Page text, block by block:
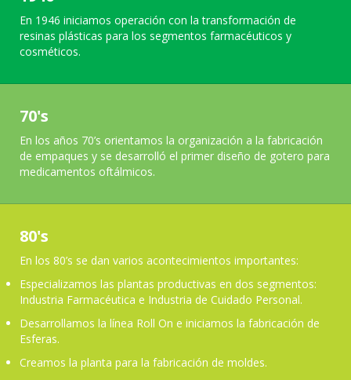
pasión
al crecimiento y
evolución
de nuestros
clientes.
En 1946 iniciamos operación con la transformación de
resinas plásticas para los segmentos farmacéuticos y
cosméticos.
70's
En los años 70’s orientamos la organización a la fabricación
de empaques y se desarrolló el primer diseño de gotero para
medicamentos oftálmicos.
80's
En los 80’s se dan varios acontecimientos importantes:
Especializamos las plantas productivas en dos segmentos:
Industria Farmacéutica e Industria de Cuidado Personal.
Desarrollamos la línea Roll On e iniciamos la fabricación de
Esferas.
Creamos la planta para la fabricación de moldes.